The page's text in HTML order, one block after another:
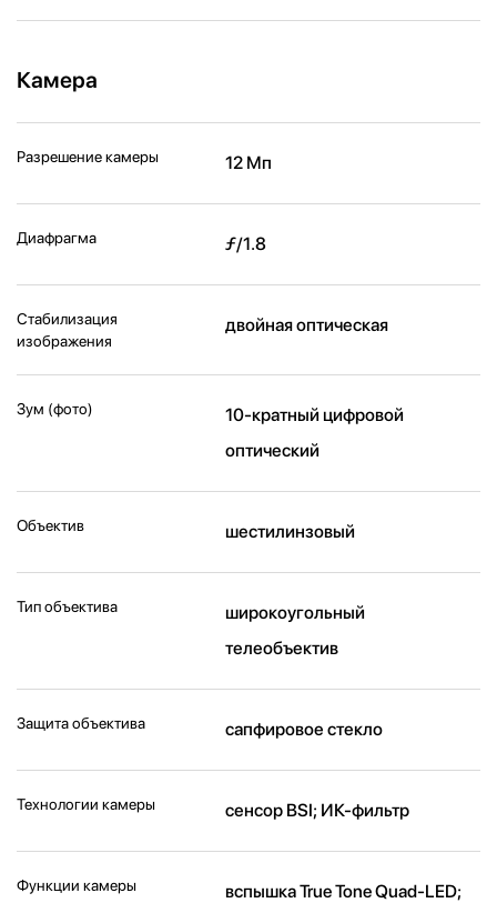
Камера
Разрешение камеры 12 Мп
Диафрагма ƒ/1.8
Стабилизация
изображения
двойная оптическая
Зум (фото)
10-кратный цифровой
оптический
Объектив шестилинзовый
Тип объектива
широкоугольный
телеобъектив
Защита объектива сапфировое стекло
Технологии камеры cенсор BSI; ИК-фильтр
Функции камеры
вспышка True Tone Quad-LED;